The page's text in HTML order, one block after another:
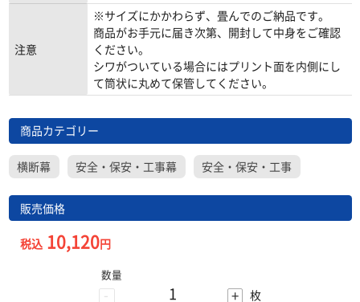
注意
※サイズにかかわらず、畳んでのご納品です。
商品がお手元に届き次第、開封して中身をご確認
ください。
シワがついている場合にはプリント面を内側にし
て筒状に丸めて保管してください。
商品カテゴリー
横断幕 安全・保安・工事幕 安全・保安・工事
販売価格
税込10,120円
-
数量
+ 枚